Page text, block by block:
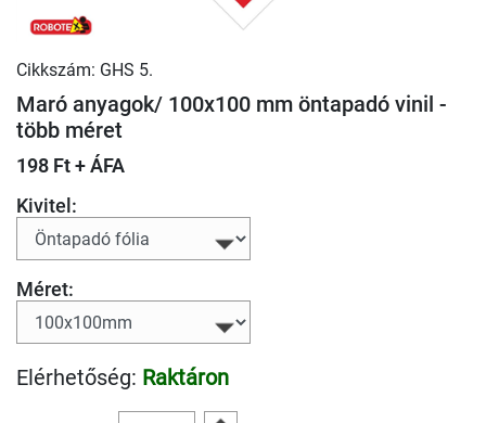
Cikkszám: GHS 5.
Maró anyagok/ 100x100 mm öntapadó vinil -
több méret
198 Ft + ÁFA
Kivitel:
Méret:
Elérhetőség: Raktáron